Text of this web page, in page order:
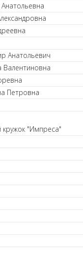
Анатольевич
Валентиновна
Петровна
"Импреса"